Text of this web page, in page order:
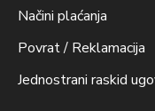
Načini plaćanja
Povrat / Reklamacija
Jednostrani raskid